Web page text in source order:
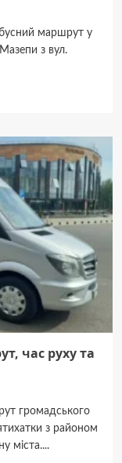
маршрут у
з вул.
час руху та
громадського
з районом
міста....